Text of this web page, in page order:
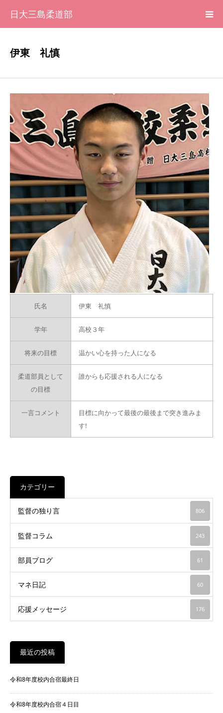
日大三島柔道部
伊東 礼慎
氏名 伊東 礼慎
学年 高校３年
将来の目標 温かい心を持った人になる
柔道部員として
の目標
誰からも応援される人になる
一言コメント
目標に向かって最後の最後まで突き進みま
す!
カテゴリー
監督の独り言 806
監督コラム 243
部員ブログ 61
マネ日記 60
応援メッセージ 176
最近の投稿
令和8年度校内合宿最終日
令和8年度校内合宿４日目
大会記録
写真集
応援メッセージ一覧